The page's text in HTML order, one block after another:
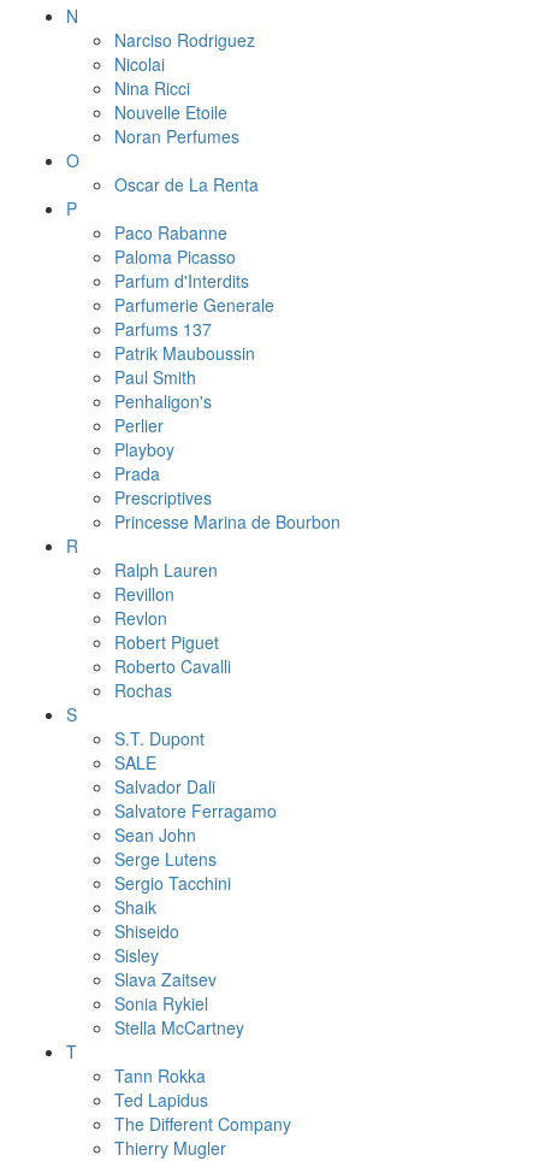
N
Narciso Rodriguez
Nicolai
Nina Ricci
Nouvelle Etoile
Noran Perfumes
O
Oscar de La Renta
P
Paco Rabanne
Paloma Picasso
Parfum d'Interdits
Parfumerie Generale
Parfums 137
Patrik Mauboussin
Paul Smith
Penhaligon's
Perlier
Playboy
Prada
Prescriptives
Princesse Marina de Bourbon
R
Ralph Lauren
Revillon
Revlon
Robert Piguet
Roberto Cavalli
Rochas
S
S.T. Dupont
SALE
Salvador Dali
Salvatore Ferragamo
Sean John
Serge Lutens
Sergio Tacchini
Shaik
Shiseido
Sisley
Slava Zaitsev
Sonia Rykiel
Stella McCartney
T
Tann Rokka
Ted Lapidus
The Different Company
Thierry Mugler